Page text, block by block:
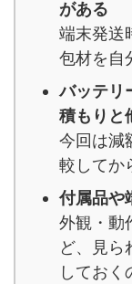
がある
端末発送
包材を自
バッテリ
積もりと
今回は減
較してか
付属品や
外観・動
ど、見ら
しておく